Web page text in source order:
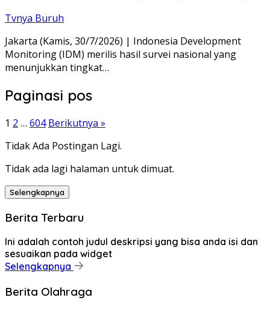
Tvnya Buruh
Jakarta (Kamis, 30/7/2026) | Indonesia Development
Monitoring (IDM) merilis hasil survei nasional yang
menunjukkan tingkat…
Paginasi pos
1 2 … 604 Berikutnya »
Tidak Ada Postingan Lagi.
Tidak ada lagi halaman untuk dimuat.
Selengkapnya
Berita Terbaru
Ini adalah contoh judul deskripsi yang bisa anda isi dan
sesuaikan pada widget
Selengkapnya
Berita Olahraga